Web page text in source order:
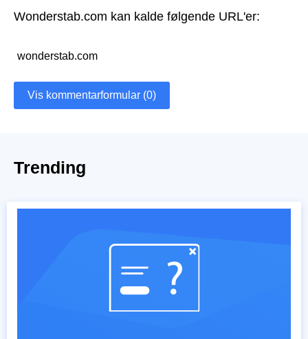
Wonderstab.com kan kalde følgende URL'er:
wonderstab.com
Vis kommentarformular (0)
Trending